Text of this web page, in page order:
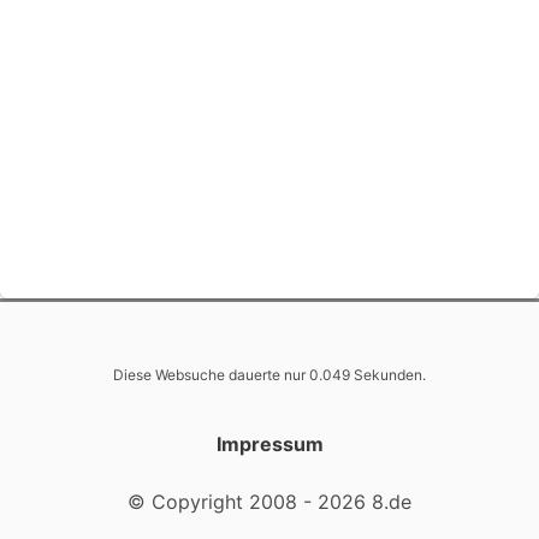
Diese Websuche dauerte nur 0.049 Sekunden.
Impressum
© Copyright 2008 - 2026 8.de